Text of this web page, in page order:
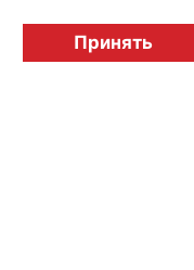
licensingrussia.ru, 2009-
Принять